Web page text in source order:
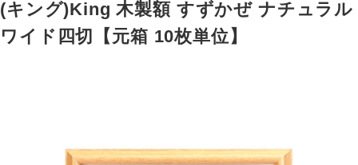
(キング)King 木製額 すずかぜ ナチュラル
ワイド四切【元箱 10枚単位】